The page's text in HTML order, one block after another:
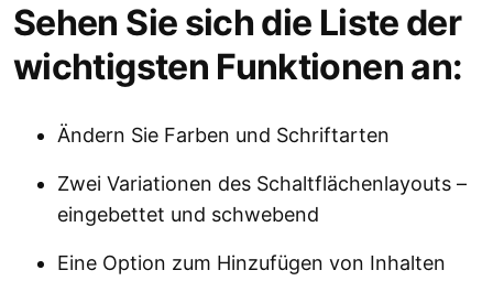
Sehen Sie sich die Liste der
wichtigsten Funktionen an:
Ändern Sie Farben und Schriftarten
Zwei Variationen des Schaltflächenlayouts –
eingebettet und schwebend
Eine Option zum Hinzufügen von Inhalten